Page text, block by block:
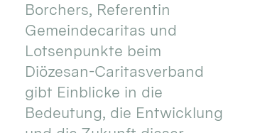
Borchers, Referentin
Gemeindecaritas und
Lotsenpunkte beim
Diözesan-Caritasverband
gibt Einblicke in die
Bedeutung, die Entwicklung